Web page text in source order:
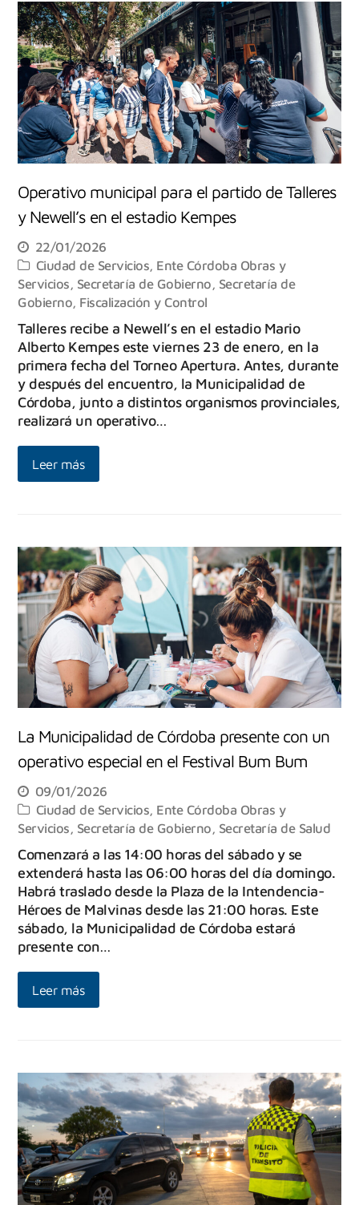
Operativo municipal para el partido de Talleres
y Newell’s en el estadio Kempes
22/01/2026
Ciudad de Servicios, Ente Córdoba Obras y
Servicios, Secretaría de Gobierno, Secretaría de
Gobierno, Fiscalización y Control
Talleres recibe a Newell’s en el estadio Mario
Alberto Kempes este viernes 23 de enero, en la
primera fecha del Torneo Apertura. Antes, durante
y después del encuentro, la Municipalidad de
Córdoba, junto a distintos organismos provinciales,
realizará un operativo…
Leer más
La Municipalidad de Córdoba presente con un
operativo especial en el Festival Bum Bum
09/01/2026
Ciudad de Servicios, Ente Córdoba Obras y
Servicios, Secretaría de Gobierno, Secretaría de Salud
Comenzará a las 14:00 horas del sábado y se
extenderá hasta las 06:00 horas del día domingo.
Habrá traslado desde la Plaza de la Intendencia-
Héroes de Malvinas desde las 21:00 horas. Este
sábado, la Municipalidad de Córdoba estará
presente con…
Leer más